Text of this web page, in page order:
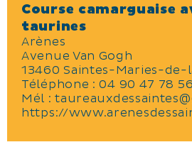
Course camarguaise
taurines
Arènes
Avenue Van Gogh
13460 Saintes-Maries-
Téléphone :04 90 47 78 56
Mél :
https://